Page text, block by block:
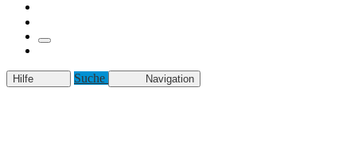
Hilfe Suche Navigation